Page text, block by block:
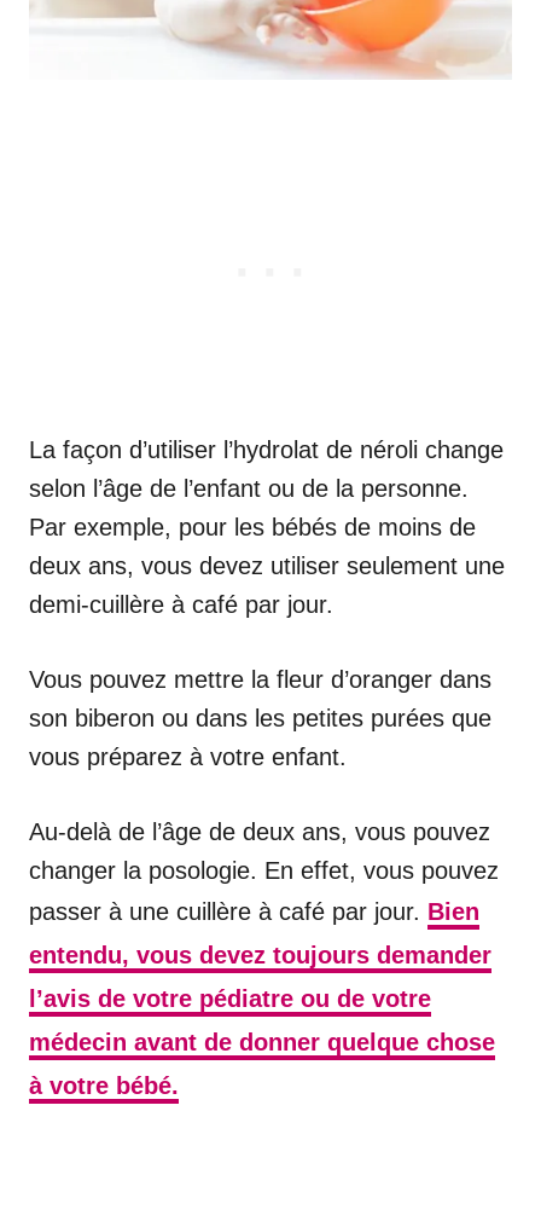
La façon d’utiliser l’hydrolat de néroli change
selon l’âge de l’enfant ou de la personne.
Par exemple, pour les bébés de moins de
deux ans, vous devez utiliser seulement une
demi-cuillère à café par jour.
Vous pouvez mettre la fleur d’oranger dans
son biberon ou dans les petites purées que
vous préparez à votre enfant.
Au-delà de l’âge de deux ans, vous pouvez
changer la posologie. En effet, vous pouvez
passer à une cuillère à café par jour. Bien
entendu, vous devez toujours demander
l’avis de votre pédiatre ou de votre
médecin avant de donner quelque chose
à votre bébé.